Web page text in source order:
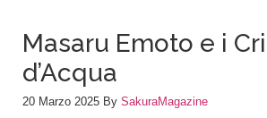
Masaru Emoto e i
d’Acqua
20 Marzo 2025 By SakuraMagazine